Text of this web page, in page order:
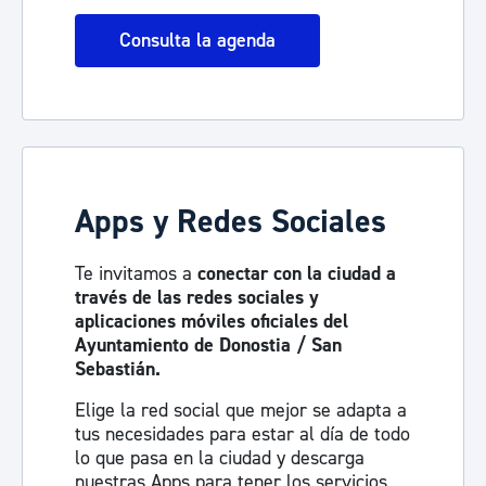
Consulta la agenda
Apps y Redes Sociales
Te invitamos a conectar con la ciudad a
través de las redes sociales y
aplicaciones móviles oficiales del
Ayuntamiento de Donostia / San
Sebastián.
Elige la red social que mejor se adapta a
tus necesidades para estar al día de todo
lo que pasa en la ciudad y descarga